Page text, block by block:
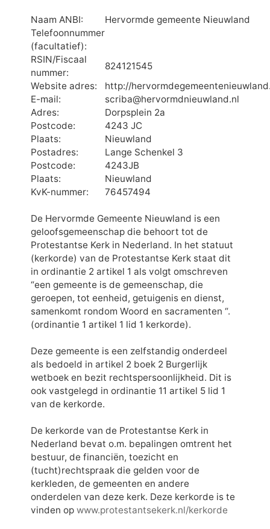
Naam ANBI:
Hervormde gemeente Nieuwland
Telefoonnummer
(facultatief):
RSIN/Fiscaal
nummer:
824121545
Website adres:
http://
E-mail:
scriba@hervormdnieuwland.nl
Adres:
Dorpsplein 2a
Postcode:
4243 JC
Plaats:
Nieuwland
Postadres:
Lange Schenkel 3
Postcode:
4243JB
Plaats:
Nieuwland
KvK-nummer:
76457494
De Hervormde Gemeente Nieuwland is een
geloofsgemeenschap die behoort tot de
Protestantse Kerk in Nederland. In het statuut
(kerkorde) van de Protestantse Kerk staat dit
in ordinantie 2 artikel 1 als volgt omschreven
“een gemeente is de gemeenschap, die
geroepen, tot eenheid, getuigenis en dienst,
samenkomt rondom Woord en sacramenten “.
(ordinantie 1 artikel 1 lid 1 kerkorde).
Deze gemeente is een zelfstandig onderdeel
als bedoeld in artikel 2 boek 2 Burgerlijk
wetboek en bezit rechtspersoonlijkheid. Dit is
ook vastgelegd in ordinantie 11 artikel 5 lid 1
van de kerkorde.
De kerkorde van de Protestantse Kerk in
Nederland bevat o.m. bepalingen omtrent het
bestuur, de financiën, toezicht en
(tucht)rechtspraak die gelden voor de
kerkleden, de gemeenten en andere
onderdelen van deze kerk. Deze kerkorde is te
vinden op www.protestantsekerk.nl/kerkorde